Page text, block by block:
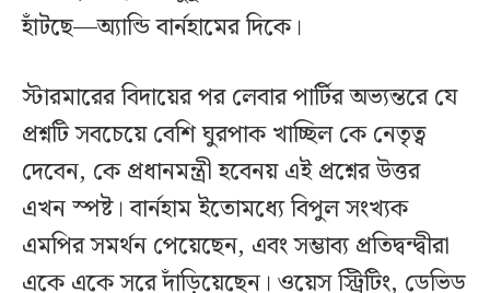
হাঁটছে—অ্যান্ডি বার্নহামের দিকে।
স্টারমারের বিদায়ের পর লেবার পার্টির অভ্যন্তরে যে
প্রশ্নটি সবচেয়ে বেশি ঘুরপাক খাচ্ছিল কে নেতৃত্ব
দেবেন, কে প্রধানমন্ত্রী হবেনয় এই প্রশ্নের উত্তর
এখন স্পষ্ট। বার্নহাম ইতোমধ্যে বিপুল সংখ্যক
এমপির সমর্থন পেয়েছেন, এবং সম্ভাব্য প্রতিদ্বন্দ্বীরা
একে একে সরে দাঁড়িয়েছেন। ওয়েস স্ট্রিটিং, ডেভিড